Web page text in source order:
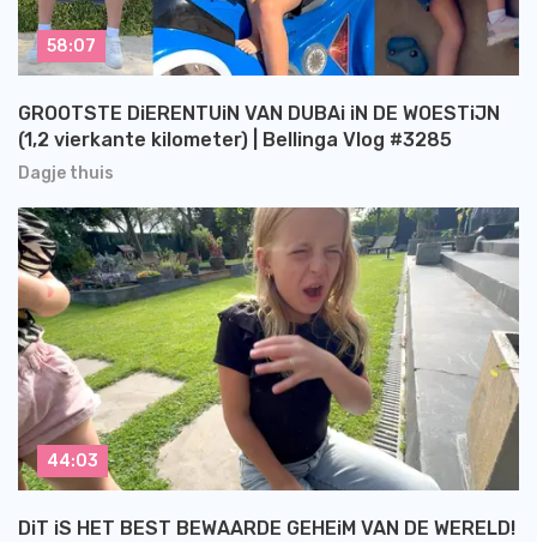
Dagje thuis
GROOTSTE DiERENTUiN VAN DUBAi iN DE WOESTiJN
(1,2 vierkante kilometer) | Bellinga Vlog #3285
58:07
DiT iS HET BEST BEWAARDE GEHEiM VAN DE WERELD!
44:03